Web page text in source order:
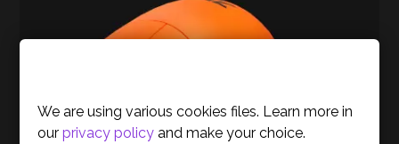
We are using various cookies files. Learn more in
ourprivacy policy and make your choice.